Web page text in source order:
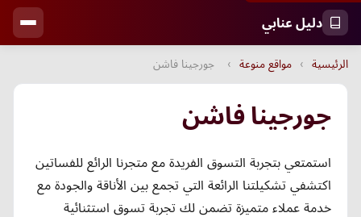
دليل عنابي
الرئيسية › مواقع منوعة › جورجينا فاشن
جورجينا فاشن
استمتعي بتجربة التسوق الفريدة مع متجرنا الرائع للفساتين
اكتشفي تشكيلتنا الرائعة التي تجمع بين الأناقة والجودة مع
خدمة عملاء متميزة تضمن لك تجربة تسوق استثنائية